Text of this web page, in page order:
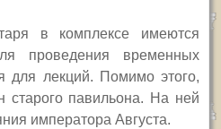
в комплексе имеются
проведения временных
для лекций. Помимо этого,
старого павильона. На ней
императора Августа.